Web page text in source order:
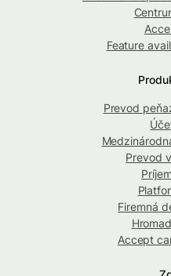
Feature
Prevod
Prevod
Firemná
Accept